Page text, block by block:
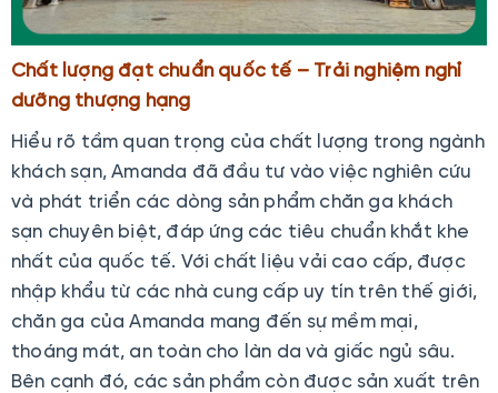
Chất lượng đạt chuẩn quốc tế – Trải nghiệm nghỉ
dưỡng thượng hạng
Hiểu rõ tầm quan trọng của chất lượng trong ngành
khách sạn, Amanda đã đầu tư vào việc nghiên cứu
và phát triển các dòng sản phẩm chăn ga khách
sạn chuyên biệt, đáp ứng các tiêu chuẩn khắt khe
nhất của quốc tế. Với chất liệu vải cao cấp, được
nhập khẩu từ các nhà cung cấp uy tín trên thế giới,
chăn ga của Amanda mang đến sự mềm mại,
thoáng mát, an toàn cho làn da và giấc ngủ sâu.
Bên cạnh đó, các sản phẩm còn được sản xuất trên